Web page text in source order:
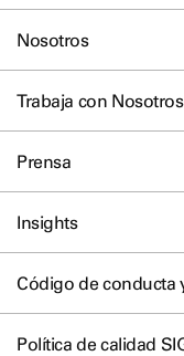
Nosotros
Trabaja con Nosotros
Prensa
Insights
Código de conducta
Política de calidad